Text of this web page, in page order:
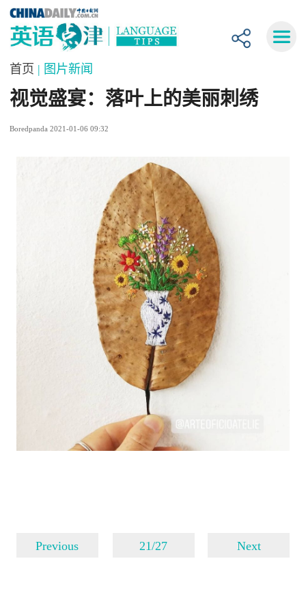
首页 | 图片新闻
视觉盛宴：落叶上的美丽刺绣
Boredpanda 2021-01-06 09:32
Previous 21/27 Next